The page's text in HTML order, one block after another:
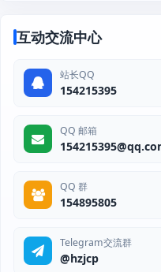
互动交流中心
站长QQ
154215395
QQ 邮箱
QQ 群
154895805
Telegram交流群
@hzjcp